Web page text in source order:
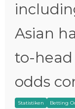
Asian
to-
odds
Statistiken Betting